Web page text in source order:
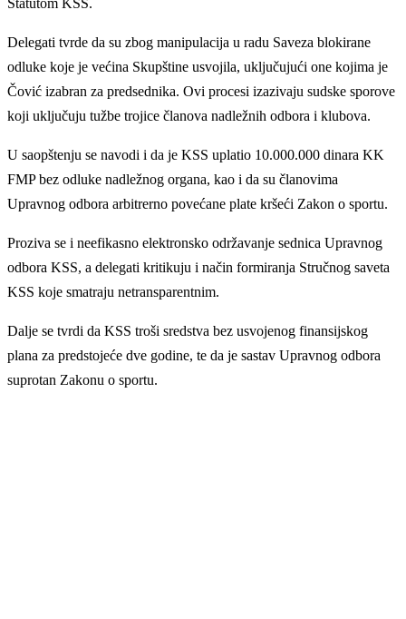
Statutom KSS.
Delegati tvrde da su zbog manipulacija u radu Saveza blokirane
odluke koje je većina Skupštine usvojila, uključujući one kojima je
Čović izabran za predsednika. Ovi procesi izazivaju sudske sporove
koji uključuju tužbe trojice članova nadležnih odbora i klubova.
U saopštenju se navodi i da je KSS uplatio 10.000.000 dinara KK
FMP bez odluke nadležnog organa, kao i da su članovima
Upravnog odbora arbitrerno povećane plate kršeći Zakon o sportu.
Proziva se i neefikasno elektronsko održavanje sednica Upravnog
odbora KSS, a delegati kritikuju i način formiranja Stručnog saveta
KSS koje smatraju netransparentnim.
Dalje se tvrdi da KSS troši sredstva bez usvojenog finansijskog
plana za predstojeće dve godine, te da je sastav Upravnog odbora
suprotan Zakonu o sportu.